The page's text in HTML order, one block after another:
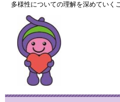
多様性についての理解を深めていく